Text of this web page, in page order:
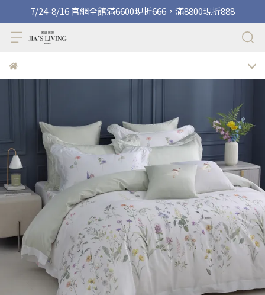
7/24-8/16 官網全館滿6600現折666，滿8800現折888